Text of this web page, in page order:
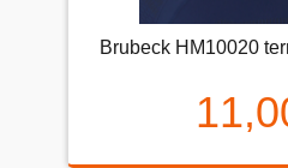
Brubeck HM10020